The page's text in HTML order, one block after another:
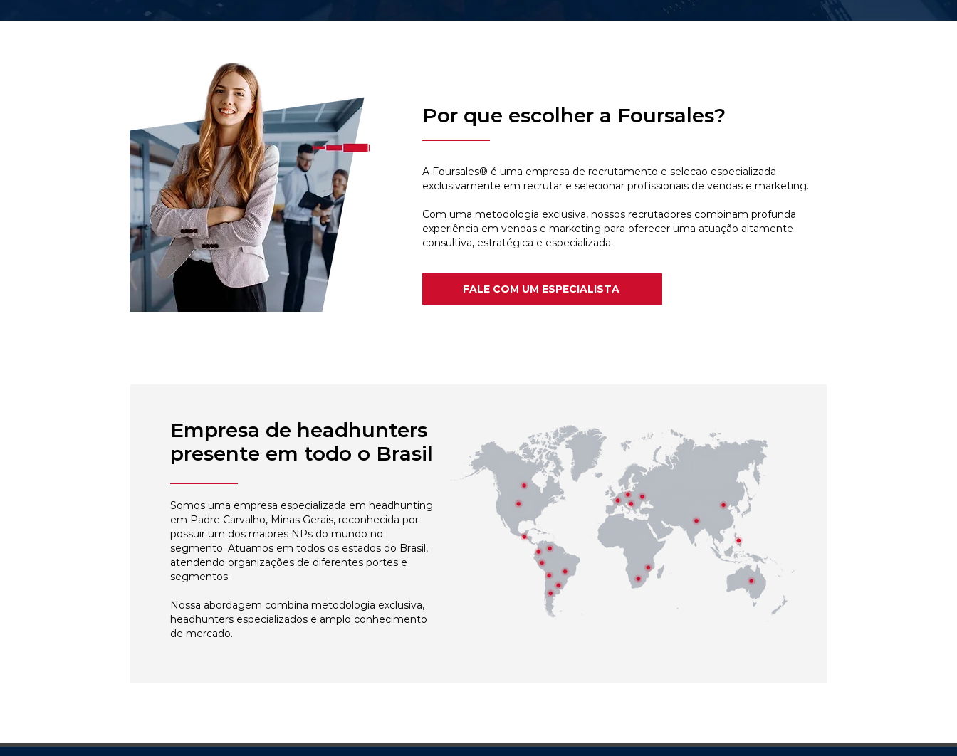
Por que escolher a Foursales?
A Foursales® é uma empresa de recrutamento e selecao especializada
exclusivamente em recrutar e selecionar profissionais de vendas e marketing.
Com uma metodologia exclusiva, nossos recrutadores combinam profunda
experiência em vendas e marketing para oferecer uma atuação altamente
consultiva, estratégica e especializada.
FALE COM UM ESPECIALISTA
Empresa de headhunters
presente em todo o Brasil
Somos uma empresa especializada em headhunting
em Padre Carvalho, Minas Gerais, reconhecida por
possuir um dos maiores NPs do mundo no
segmento. Atuamos em todos os estados do Brasil,
atendendo organizações de diferentes portes e
segmentos.
Nossa abordagem combina metodologia exclusiva,
headhunters especializados e amplo conhecimento
de mercado.